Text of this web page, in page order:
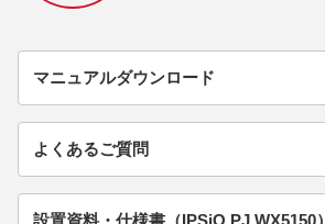
マニュアルダウンロード
よくあるご質問
設置資料・仕様書（IPSiO PJ WX5150）